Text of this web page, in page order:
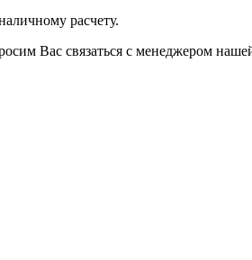
расчету.
Вас связаться с менеджером